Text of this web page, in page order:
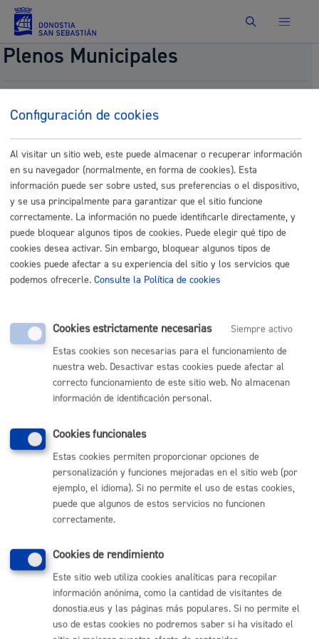
Buscar
Plenos Municipales
EH BILDU, de modificación de la Ordenanza Fiscal
reguladora del Impuesto sobre Bienes Inmuebles
(Art. 12.3 añadir párrafo). (ORER-31)
Fecha del pleno:09/25/2025
Comisión:Comisión de Hacienda
Documentos
31.- 755.-EHBildu_AP_IBI_art_12 (1).pdf
31.- 755.-EHBildu_AP_IBI_art_12 (2).pdf
Comunícate con el Ayuntamiento de Donostia / San
Sebastián
(gratuito desde Donostia / San Sebastián)
(+34) 943 481 000
Buzón de la ciudadanía
Ofertas de empleo
Perfil del contratante
Sede electrónica
Sala de prensa
Mapa web
Otras páginas web corporativas
Configuración de cookies
Al visitar un sitio web, este puede almacenar o recuperar información
en su navegador (normalmente, en forma de cookies). Esta
información puede ser sobre usted, sus preferencias o el dispositivo,
y se usa principalmente para garantizar que el sitio funcione
correctamente. La información no puede identificarle directamente, y
puede bloquear algunos tipos de cookies. Puede elegir qué tipo de
cookies desea activar. Sin embargo, bloquear algunos tipos de
cookies puede afectar a su experiencia del sitio y los servicios que
podemos ofrecerle. Consulte la Política de cookies
Cookies estrictamente necesarias
Siempre activo
Estas cookies son necesarias para el funcionamiento de
nuestra web. Desactivar estas cookies puede afectar al
correcto funcionamiento de este sitio web. No almacenan
información de identificación personal.
Cookies funcionales
Estas cookies permiten proporcionar opciones de
personalización y funciones mejoradas en el sitio web (por
ejemplo, el idioma). Si no permite el uso de estas cookies,
puede que algunos de estos servicios no funcionen
correctamente.
Cookies de rendimiento
Este sitio web utiliza cookies analíticas para recopilar
información anónima, como la cantidad de visitantes de
donostia.eus y las páginas más populares. Si no permite el
uso de estas cookies no podremos saber si ha visitado el